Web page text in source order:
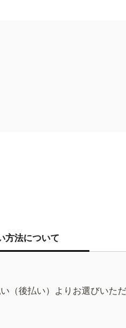
方法について
（後払い）よりお選びいただ